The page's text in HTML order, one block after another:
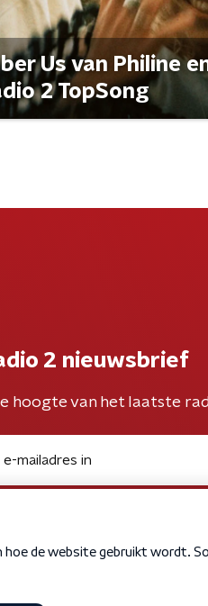
Us van Philine
2 TopSong
2 nieuwsbrief
hoogte van het laatste